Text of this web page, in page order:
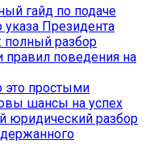
гайд по подаче
Президента
полный разбор
правил поведения на
это простыми
шансы на успех
юридический разбор